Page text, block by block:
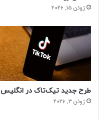
ژوئن 15, 2026
طرح جدید تیک‌تاک در انگلیس
ژوئن 3, 2026